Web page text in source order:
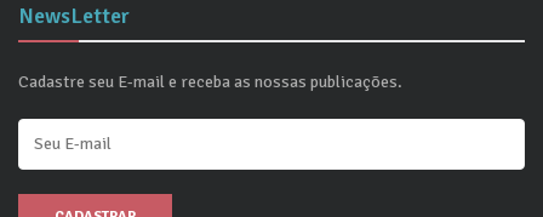
NewsLetter
Cadastre seu E-mail e receba as nossas publicações.